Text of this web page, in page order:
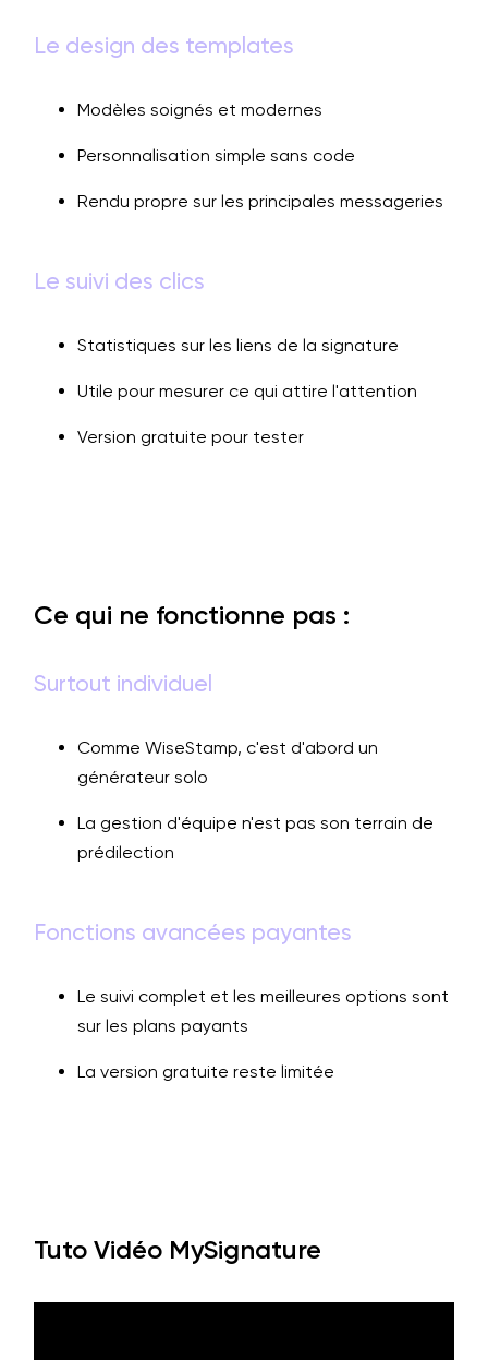
Le design des templates
Modèles soignés et modernes
Personnalisation simple sans code
Rendu propre sur les principales messageries
Le suivi des clics
Statistiques sur les liens de la signature
Utile pour mesurer ce qui attire l'attention
Version gratuite pour tester
Ce qui ne fonctionne pas :
Surtout individuel
Comme WiseStamp, c'est d'abord un
générateur solo
La gestion d'équipe n'est pas son terrain de
prédilection
Fonctions avancées payantes
Le suivi complet et les meilleures options sont
sur les plans payants
La version gratuite reste limitée
Tuto Vidéo MySignature